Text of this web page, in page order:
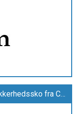
Køb Kansas arbejdsbukser og Cofra sikkerhedssko fra Carlsens Arbejdstøj